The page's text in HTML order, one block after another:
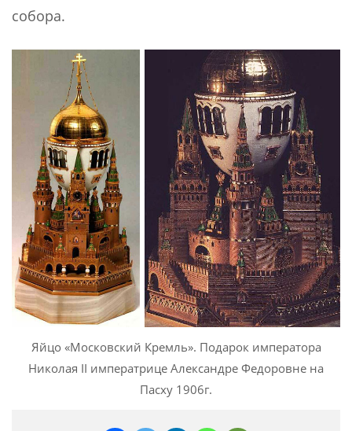
собора.
Яйцо «Московский Кремль». Подарок императора
Николая II императрице Александре Федоровне на
Пасху 1906г.